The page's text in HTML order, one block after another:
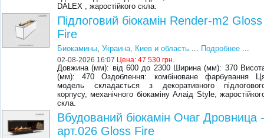
DALEX , жаростійкого скла.
Підлоговий біокамін Render-m2 Gloss
Fire
Биокамины,Украина, Киев и область ... Подробнее ...
02-08-2026 16:07 Цена:47 530 грн.
Довжина (мм): від 600 до 2300 Ширина (мм): 370
(мм): 470 Оздоблення: комбіноване фарбування
модель складається з декоративного
корпусу, механічного біокаміну Алаід Style,
скла.
Вбудований біокамін Очаг Дровница
арт.026 Gloss Fire